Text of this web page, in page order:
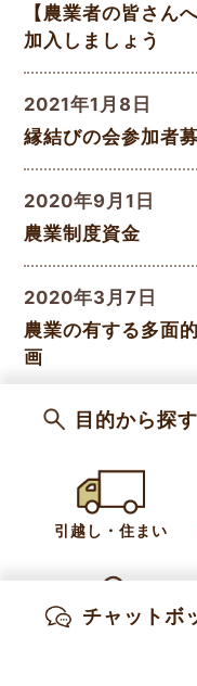
【農業者の皆さん
加入しましょう
2021年1月8日
縁結びの会参加者
2020年9月1日
農業制度資金
2020年3月7日
農業の有する多面
画
2020年3月7日
ッス、小布施丸な
2020年3月7日
相続税・贈与税の
目的から探す
引越し・住まい
チャットボ